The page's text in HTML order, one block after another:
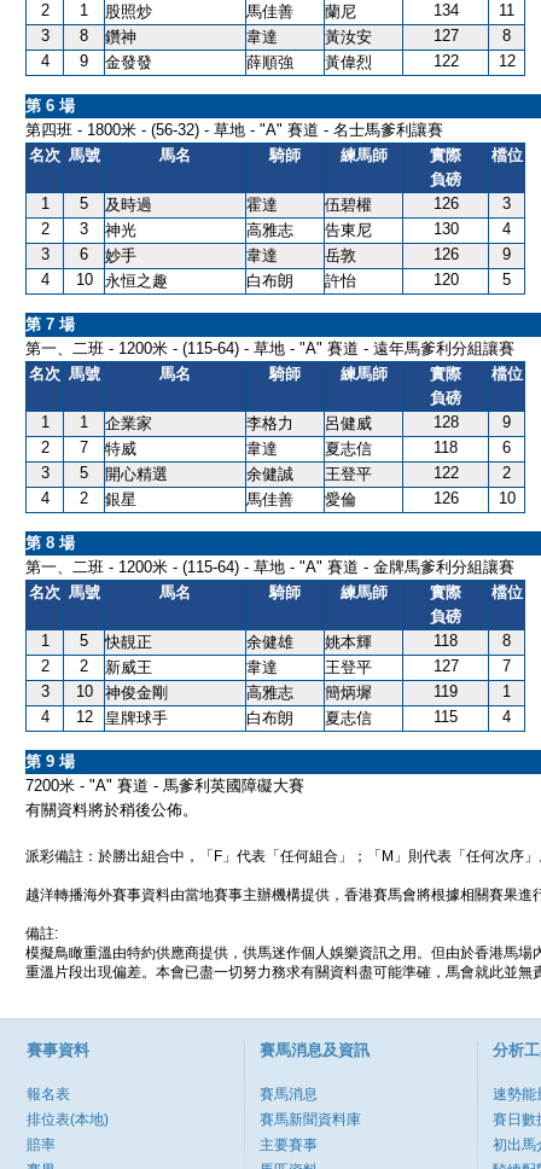
2
1 股照炒 馬佳善 蘭尼 134
11
3
8 鑽神 韋達 黃汝安 127
8
4
9 金發發 薛順強 黃偉烈 122 12
第 6 場
第四班 - 1800米 - (56-32) - 草地 - "A" 賽道 - 名士馬爹利讓賽
名次 馬號 馬名 騎師 練馬師
實際
負磅
檔位
1 5 及時過 霍達 伍碧權 126
3
2
3 神光 高雅志 告東尼 130
4
3
6 妙手 韋達 岳敦 126
9
4
10 永恒之趣 白布朗 許怡 120 5
第 7 場
第一、二班 - 1200米 - (115-64) - 草地 - "A" 賽道 - 遠年馬爹利分組讓賽
名次 馬號 馬名 騎師 練馬師
實際
負磅
檔位
1 1 企業家 李格力 呂健威 128
9
2
7 特威 韋達 夏志信 118
6
3
5 開心精選 余健誠 王登平 122
2
4
2 銀星 馬佳善 愛倫 126 10
第 8 場
第一、二班 - 1200米 - (115-64) - 草地 - "A" 賽道 - 金牌馬爹利分組讓賽
名次 馬號 馬名 騎師 練馬師
實際
負磅
檔位
1 5 快靚正 余健雄 姚本輝 118
8
2
2 新威王 韋達 王登平 127
7
3
10 神俊金剛 高雅志 簡炳墀 119
1
4
12 皇牌球手 白布朗 夏志信 115 4
第 9 場
7200米 - "A" 賽道 - 馬爹利英國障礙大賽
有關資料將於稍後公佈。
派彩備註：於勝出組合中，「F」代表「任何組合」；「M」則代表「任何次序
越洋轉播海外賽事資料由當地賽事主辦機構提供，香港賽馬會將根據相關賽果進
備註:
模擬鳥瞰重溫由特約供應商提供，供馬迷作個人娛樂資訊之用。但由於香港馬
重溫片段出現偏差。本會已盡一切努力務求有關資料盡可能準確，馬會就此並
賽事資料
報名表
排位表(本地)
賠率
賽馬消息及資訊
賽馬消息
賽馬新聞資料庫
主要賽事
分析
速勢能
賽日數
初出馬